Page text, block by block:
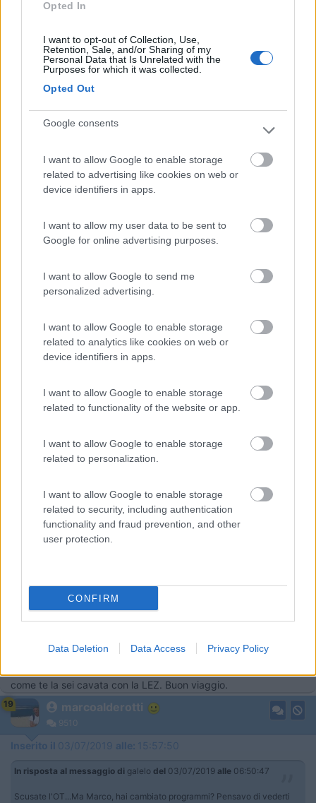
Opted In
I want to opt-out of Collection, Use,
Retention, Sale, and/or Sharing of my
Personal Data that Is Unrelated with the
Purposes for which it was collected.
Opted Out
Google consents
I want to allow Google to enable storage
related to advertising like cookies on web or
device identifiers in apps.
I want to allow my user data to be sent to
Google for online advertising purposes.
I want to allow Google to send me
personalized advertising.
I want to allow Google to enable storage
related to analytics like cookies on web or
device identifiers in apps.
I want to allow Google to enable storage
related to functionality of the website or app.
I want to allow Google to enable storage
related to personalization.
I want to allow Google to enable storage
related to security, including authentication
functionality and fraud prevention, and other
user protection.
CONFIRM
Data Deletion Data Access Privacy Policy
sulle cose!
PROMOfino al 12/08/26
Area Sosta Camper Orobie
Ardesio(BG)
Riscopri Ardesio
9510
Inserito il
04:27:53
direttiva nord sud per la danimarca ed ho fatto delle belle file in
autostrada,spero che quelle che faro' nei prossimi giorni siano
meno congestionate...
Marco alderotti
1517
In risposta al messaggio dimarcoalderotti del03/07/2019 alle
04:27:53
Ho solo un pensiero,per due anni ho fatto tutta la germania nella direttiva
nord sud per la danimarca ed ho fatto delle belle file in autostrada,spero
Scusate l'OT...Ma Marco, hai cambiato programmi? Pensavo di
vederti nell'est europa. Ungheria, Polonia...Noi "dovremmo"
partire verso metà mese...Dovremmo perchè ai primi di giugno
mi sono preso una polmonite (mai girare sudato in vespa...alla
mia età!) e devo fare dei controlli prima della partenza. Io
come te la sei cavata con la LEZ. Buon viaggio.
19 marcoalderotti
9510
Inserito il 03/07/2019 alle: 15:57:50
In risposta al messaggio di galelo del 03/07/2019 alle 06:50:47
Scusate l'OT...Ma Marco, hai cambiato programmi? Pensavo di vederti